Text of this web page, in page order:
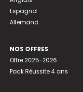
Espagnol
Allemand
NOS OFFRES
Offre 2025-2026
Pack Réussite 4 ans